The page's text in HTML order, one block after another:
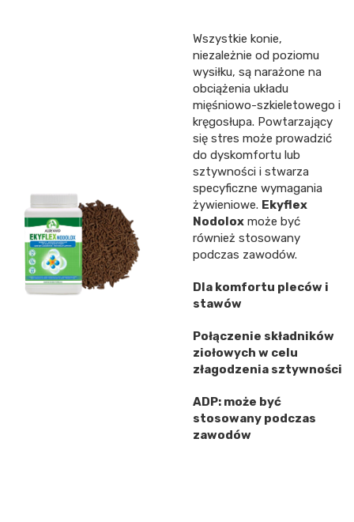
Wszystkie konie,
niezależnie od poziomu
wysiłku, są narażone na
obciążenia układu
mięśniowo-szkieletowego i
kręgosłupa. Powtarzający
się stres może prowadzić
do dyskomfortu lub
sztywności i stwarza
specyficzne wymagania
żywieniowe. Ekyflex
Nodolox może być
również stosowany
podczas zawodów.
Dla komfortu pleców i
stawów
Połączenie składników
ziołowych w celu
złagodzenia sztywności
ADP: może być
stosowany podczas
zawodów